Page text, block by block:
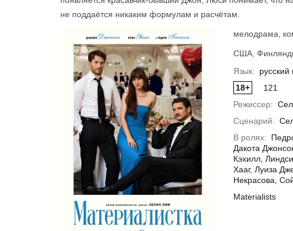
Подробнее
не поддаётся никаким формулам и расчётам.
мелодрама,
США,
Язык:
русский
18+
121
Режиссер:
Сценарий:
В ролях:
Дакота
Кэхилл,
Хааг, Луиза
Некрасова,
Materialists